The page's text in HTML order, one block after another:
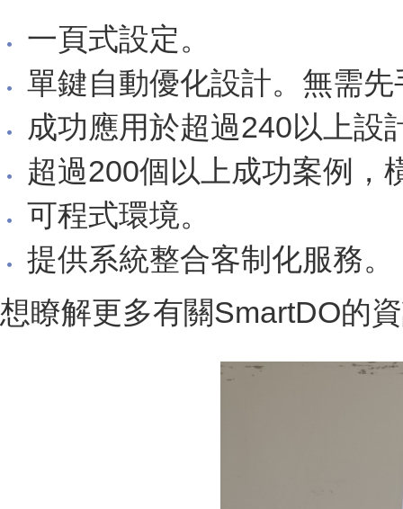
一頁式設定。
單鍵自動優化設計。無需
成功應用於超過240以上設
超過200個以上成功案例，
可程式環境。
提供系統整合客制化服務。
想瞭解更多有關SmartDO的